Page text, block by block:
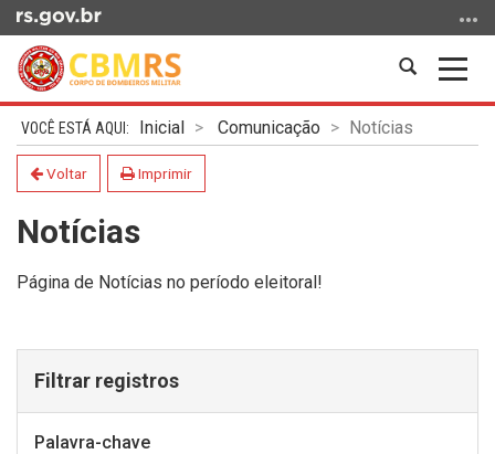
para
conteúdo
para
menu
para
Abrir
busca
Início
do
conteúdo
Inicial Comunicação Notícias
Voltar Imprimir
Notícias
Página de Notícias no período eleitoral!
Filtrar registros
Palavra-chave